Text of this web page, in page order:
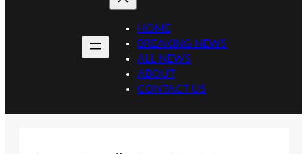
HOME
BREAKING NEWS
ALL NEWS
ABOUT
CONTACT US